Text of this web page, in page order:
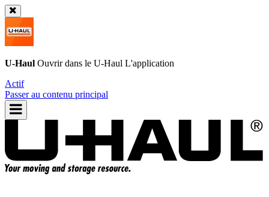
U-Haul Ouvrir dans le U-Haul L'application
Actif
Passer au contenu principal